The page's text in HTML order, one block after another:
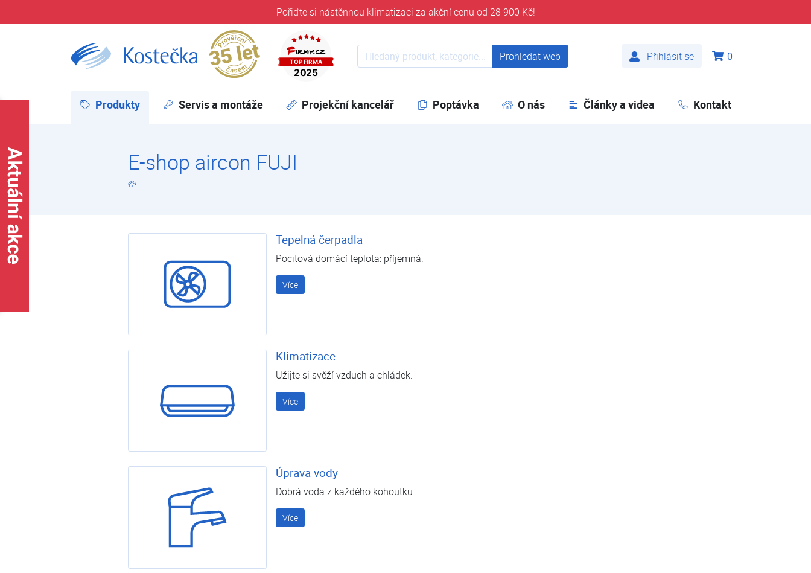
Pořiďte si nástěnnou klimatizaci za akční cenu od 28 900 Kč!
Prověřeni časem 32 let
Přihlásit se
0
Prohledat web Prohledat web
Produkty (aktuální)Servis a montáže Projekční kancelář Poptávka O nás Články a videa Kontakt
E-shop aircon FUJI
Tepelná čerpadla
Pocitová domácí teplota: příjemná.
Více
Klimatizace
Užijte si svěží vzduch a chládek.
Více
Úprava vody
Dobrá voda z každého kohoutku.
Více